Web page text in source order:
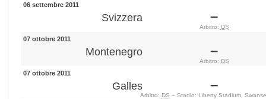
06 settembre 2011
Svizzera –
Arbitro: DS
07 ottobre 2011
Montenegro –
Arbitro: DS
07 ottobre 2011
Galles –
Arbitro: DS – Stadio: Liberty Stadium,